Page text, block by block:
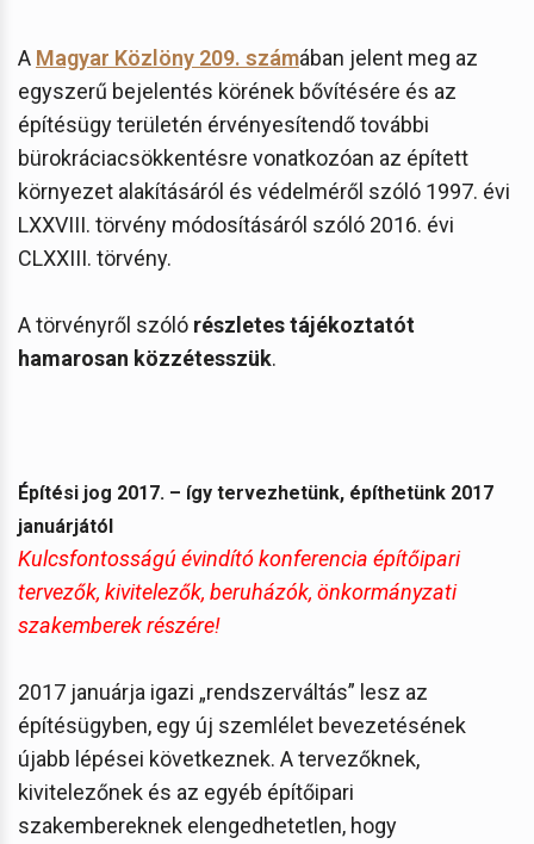
A Magyar Közlöny 209. számában jelent meg az
egyszerű bejelentés körének bővítésére és az
építésügy területén érvényesítendő további
bürokráciacsökkentésre vonatkozóan az épített
környezet alakításáról és védelméről szóló 1997. évi
LXXVIII. törvény módosításáról szóló 2016. évi
CLXXIII. törvény.
A törvényről szóló részletes tájékoztatót
hamarosan közzétesszük.
Építési jog 2017. – így tervezhetünk, építhetünk 2017
januárjától
Kulcsfontosságú évindító konferencia építőipari
tervezők, kivitelezők, beruházók, önkormányzati
szakemberek részére!
2017 januárja igazi „rendszerváltás” lesz az
építésügyben, egy új szemlélet bevezetésének
újabb lépései következnek. A tervezőknek,
kivitelezőnek és az egyéb építőipari
szakembereknek elengedhetetlen, hogy